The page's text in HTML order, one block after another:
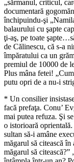
„sărmanul, criticul,
documentară
închipuindu-şi
balaurului cu şapte
ţi-aş, pe toate
de Călinescu, că s-a
împăratului ca un
premiul de 10000 de
Plus mâna fetei!
putu opri de a nu-i
* Un consilier
facă prefaţa. Conu’
mai putea refuza. Şi
o istorioară
sultan să-i amâne
măgarul să citească
măgarul să